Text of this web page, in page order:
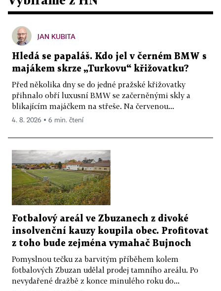
JAN KUBITA
Hledá se papaláš. Kdo jel v černém BMW s
majákem skrze „Turkovu“ křižovatku?
Před několika dny se do jedné pražské křižovatky
přihnalo obří luxusní BMW se začerněnými skly a
blikajícím majáčkem na střeše. Na červenou...
4. 8. 2026 ▪ 6 min. čtení
Fotbalový areál ve Zbuzanech z divoké
insolvenční kauzy koupila obec. Profitovat
z toho bude zejména vymahač Bujnoch
Pomyslnou tečku za barvitým příběhem kolem
fotbalových Zbuzan udělal prodej tamního areálu. Po
nevydařené dražbě z konce minulého roku do...